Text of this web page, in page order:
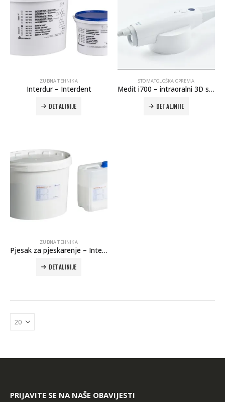
ZUBNA TEHNIKA
Interdur – Interdent
DETALJNIJE
STOMATOLOŠKA OPREMA
Medit i700 – intraoralni 3D skener
DETALJNIJE
ZUBNA TEHNIKA
Pjesak za pjeskarenje – Interdent
DETALJNIJE
PRIJAVITE SE NA NAŠE OBAVIJESTI